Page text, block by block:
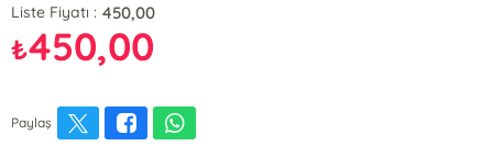
Liste Fiyatı : 450,00
₺450,00
Paylaş